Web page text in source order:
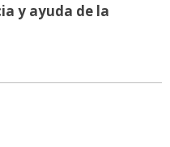
y ayuda de la